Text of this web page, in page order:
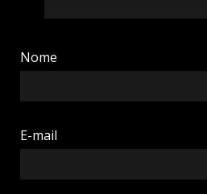
Nome
E-mail